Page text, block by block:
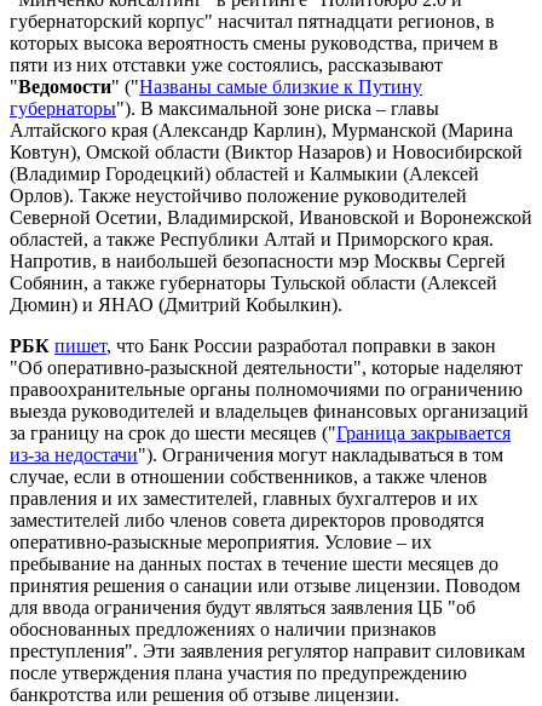
губернаторский корпус" насчитал пятнадцати регионов, в
которых высока вероятность смены руководства, причем в
пяти из них отставки уже состоялись, рассказывают
"Ведомости" ("Названы самые близкие к Путину
губернаторы"). В максимальной зоне риска – главы
Алтайского края (Александр Карлин), Мурманской (Марина
Ковтун), Омской области (Виктор Назаров) и Новосибирской
(Владимир Городецкий) областей и Калмыкии (Алексей
Орлов). Также неустойчиво положение руководителей
Северной Осетии, Владимирской, Ивановской и Воронежской
областей, а также Республики Алтай и Приморского края.
Напротив, в наибольшей безопасности мэр Москвы Сергей
Собянин, а также губернаторы Тульской области (Алексей
Дюмин) и ЯНАО (Дмитрий Кобылкин).
РБК пишет, что Банк России разработал поправки в закон
"Об оперативно-разыскной деятельности", которые наделяют
правоохранительные органы полномочиями по ограничению
выезда руководителей и владельцев финансовых организаций
за границу на срок до шести месяцев ("Граница закрывается
из-за недостачи"). Ограничения могут накладываться в том
случае, если в отношении собственников, а также членов
правления и их заместителей, главных бухгалтеров и их
заместителей либо членов совета директоров проводятся
оперативно-разыскные мероприятия. Условие – их
пребывание на данных постах в течение шести месяцев до
принятия решения о санации или отзыве лицензии. Поводом
для ввода ограничения будут являться заявления ЦБ "об
обоснованных предложениях о наличии признаков
преступления". Эти заявления регулятор направит силовикам
после утверждения плана участия по предупреждению
банкротства или решения об отзыве лицензии.